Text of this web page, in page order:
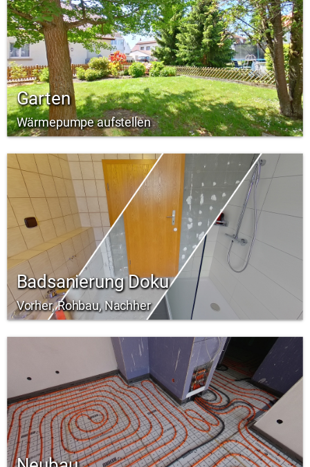
Garten
Wärmepumpe aufstellen
Badsanierung Doku
Vorher, Rohbau, Nachher